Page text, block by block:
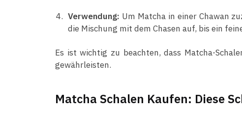
Verwendung: Um Matcha in einer Chawan
die Mischung mit dem Chasen auf, bis ein
Es ist wichtig zu beachten, dass Matcha-
gewährleisten.
Matcha Schalen Kaufen: Diese